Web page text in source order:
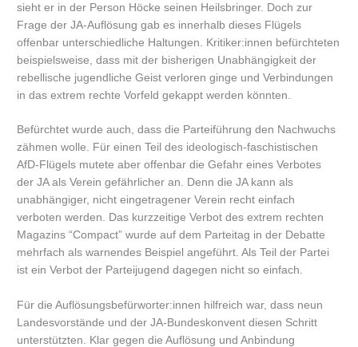
sieht er in der Person Höcke seinen Heilsbringer. Doch zur
Frage der JA-Auflösung gab es innerhalb dieses Flügels
offenbar unterschiedliche Haltungen. Kritiker:innen befürchteten
beispielsweise, dass mit der bisherigen Unabhängigkeit der
rebellische jugendliche Geist verloren ginge und Verbindungen
in das extrem rechte Vorfeld gekappt werden könnten.
Befürchtet wurde auch, dass die Parteiführung den Nachwuchs
zähmen wolle. Für einen Teil des ideologisch-faschistischen
AfD-Flügels mutete aber offenbar die Gefahr eines Verbotes
der JA als Verein gefährlicher an. Denn die JA kann als
unabhängiger, nicht eingetragener Verein recht einfach
verboten werden. Das kurzzeitige Verbot des extrem rechten
Magazins “Compact” wurde auf dem Parteitag in der Debatte
mehrfach als warnendes Beispiel angeführt. Als Teil der Partei
ist ein Verbot der Parteijugend dagegen nicht so einfach.
Für die Auflösungsbefürworter:innen hilfreich war, dass neun
Landesvorstände und der JA-Bundeskonvent diesen Schritt
unterstützten. Klar gegen die Auflösung und Anbindung